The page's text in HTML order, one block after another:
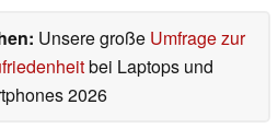
Unsere große Umfrage zur
bei Laptops und
2026